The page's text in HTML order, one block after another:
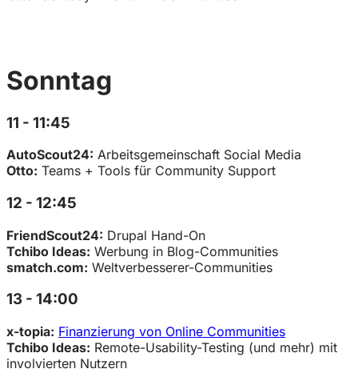
Sonntag
11 - 11:45
AutoScout24: Arbeitsgemeinschaft Social Media
Otto: Teams + Tools für Community Support
12 - 12:45
FriendScout24: Drupal Hand-On
Tchibo Ideas: Werbung in Blog-Communities
smatch.com: Weltverbesserer-Communities
13 - 14:00
x-topia: Finanzierung von Online Communities
Tchibo Ideas: Remote-Usability-Testing (und mehr) mit
involvierten Nutzern